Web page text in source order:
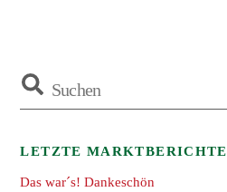
LETZTE MARKTBERICHTE
Das war´s! Dankeschön